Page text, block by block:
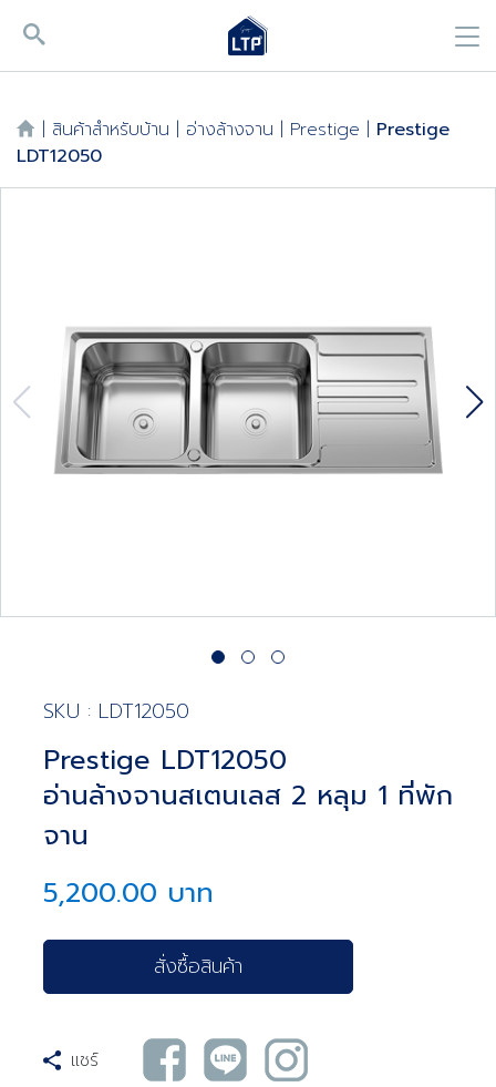
| สินค้าสำหรับบ้าน | อ่างล้างจาน | Prestige | Prestige
LDT12050
SKU : LDT12050
Prestige LDT12050
อ่านล้างจานสเตนเลส 2 หลุม 1 ที่พัก
จาน
5,200.00 บาท
สั่งซื้อสินค้า
แชร์